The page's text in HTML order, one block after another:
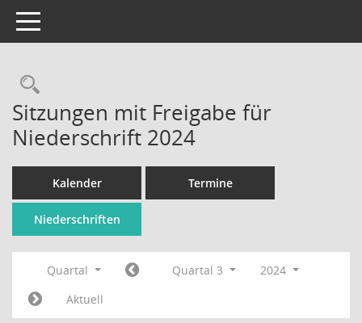
Toggle navigation
Rechercheauswahl
Sitzungen mit Freigabe für
Niederschrift 2024
Kalender Termine
Niederschriften
Quartal Quartal 3
2024
Aktuell